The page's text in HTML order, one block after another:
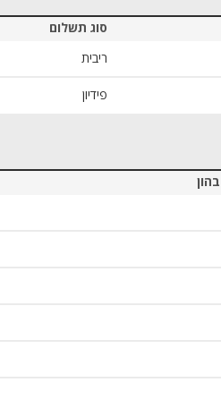
סוג תשלום
ריבית
פידיון